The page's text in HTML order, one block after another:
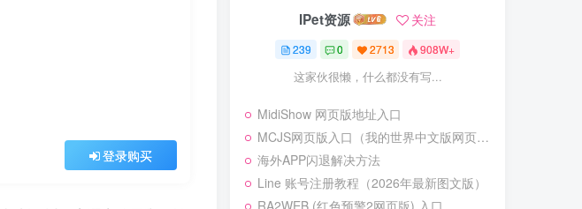
登录购买
IPet资源 关注
239 0 2713 908W+
这家伙很懒，什么都没有写...
MidiShow 网页版地址入口
MCJS网页版入口（我的世界中文版网页版）
海外APP闪退解决方法
Line 账号注册教程（2026年最新图文版）